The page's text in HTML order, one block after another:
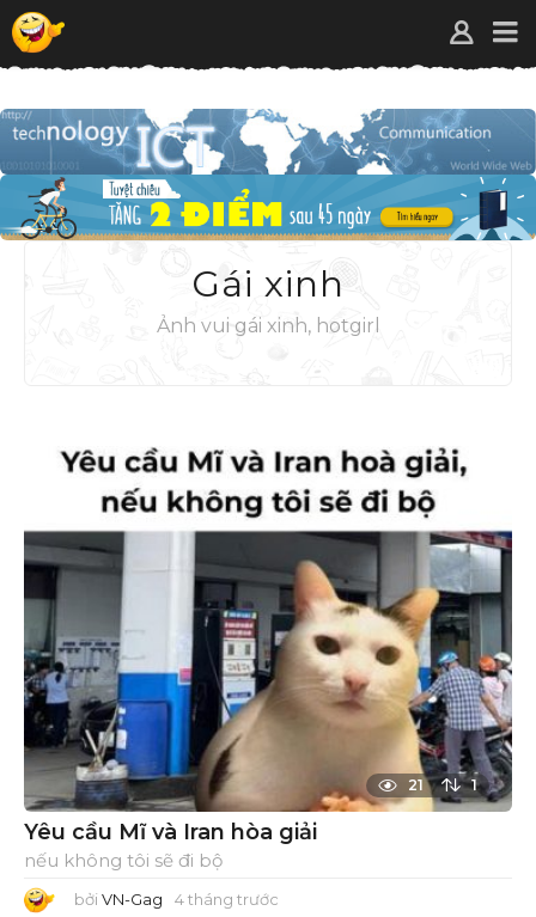
Gái xinh
Ảnh vui gái xinh, hotgirl
21 1
Yêu cầu Mĩ và Iran hòa giải
nếu không tôi sẽ đi bộ
bởi VN-Gag 4 tháng trước